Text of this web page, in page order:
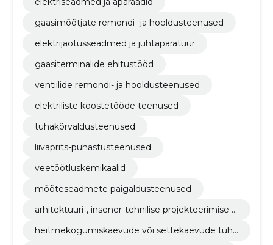
gaasimõõtjate remondi- ja hooldusteenused
elektrijaotusseadmed ja juhtaparatuur
gaasiterminalide ehitustööd
ventiilide remondi- ja hooldusteenused
elektriliste koostetööde teenused
tuhakõrvaldusteenused
liivaprits-puhastusteenused
veetöötluskemikaalid
mõõteseadmete paigaldusteenused
arhitektuuri-, insener-tehnilise projekteerimise ja
heitmekogumiskaevude või settekaevude tühj